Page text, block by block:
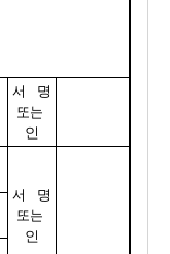
서   명
또는
인
서   명
또는
인